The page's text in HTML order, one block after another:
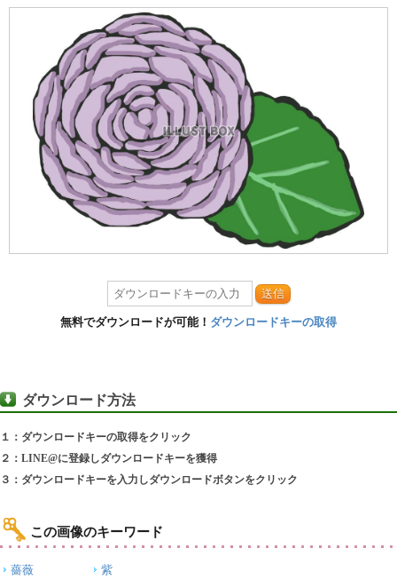
送信
無料でダウンロードが可能！ ダウンロードキーの取得
ダウンロード方法
１：ダウンロードキーの取得をクリック
２：LINE@に登録しダウンロードキーを獲得
３：ダウンロードキーを入力しダウンロードボタンをクリック
この画像のキーワード
薔薇 紫